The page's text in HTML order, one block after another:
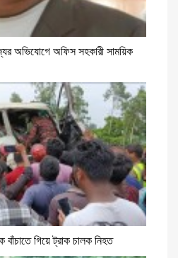
অভিযোগে অফিস সহকারী সাময়িক
বাঁচাতে গিয়ে ট্রাক চালক নিহত